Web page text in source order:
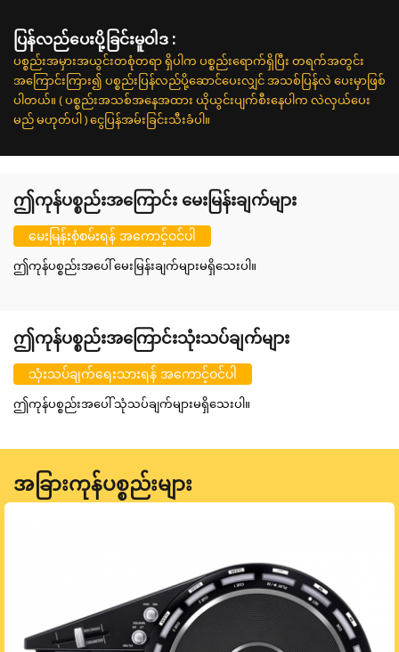
ပြန်လည်ပေးပို့ခြင်းမူဝါဒ :
ပစ္စည်းအမှားအယွင်းတစုံတရာ ရှိပါက ပစ္စည်းရောက်ရှိပြီး တရက်အတွင်း
အကြောင်းကြား၍ ပစ္စည်းပြန်လည်ပို့ဆောင်ပေးလျှင် အသစ်ပြန်လဲ ပေးမှာဖြစ်
ပါတယ်။ ( ပစ္စည်းအသစ်အနေအထား ယိုယွင်းပျက်စီးနေပါက လဲလှယ်ပေး
မည် မဟုတ်ပါ ) ငွေပြန်အမ်းခြင်းသီးခံပါ။
ဤကုန်ပစ္စည်းအကြောင်း မေးမြန်းချက်များ
မေးမြန်းစုံစမ်းရန် အကောင့်ဝင်ပါ
ဤကုန်ပစ္စည်းအပေါ် မေးမြန်းချက်များမရှိသေးပါ။
ဤကုန်ပစ္စည်းအကြောင်းသုံးသပ်ချက်များ
သုံးသပ်ချက်ရေးသားရန် အကောင့်ဝင်ပါ
ဤကုန်ပစ္စည်းအပေါ် သုံသပ်ချက်များမရှိသေးပါ။
အခြားကုန်ပစ္စည်းများ